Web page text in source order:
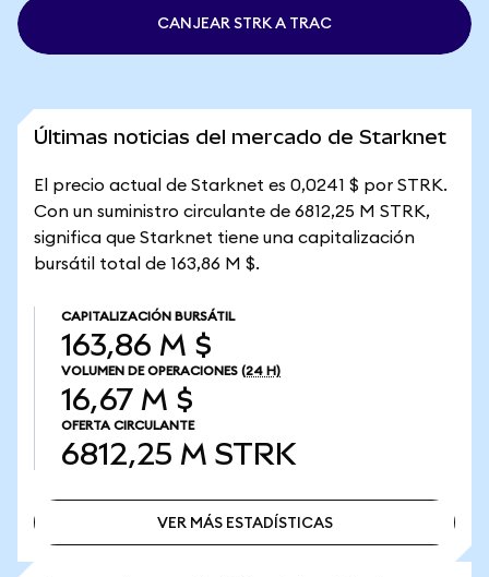
CANJEAR STRK A TRAC
Últimas noticias del mercado de Starknet
El precio actual de Starknet es 0,0241 $ por STRK.
Con un suministro circulante de 6812,25 M STRK,
significa que Starknet tiene una capitalización
bursátil total de 163,86 M $.
CAPITALIZACIÓN BURSÁTIL
163,86 M $
VOLUMEN DE OPERACIONES (24 H)
16,67 M $
OFERTA CIRCULANTE
6812,25 M STRK
VER MÁS ESTADÍSTICAS